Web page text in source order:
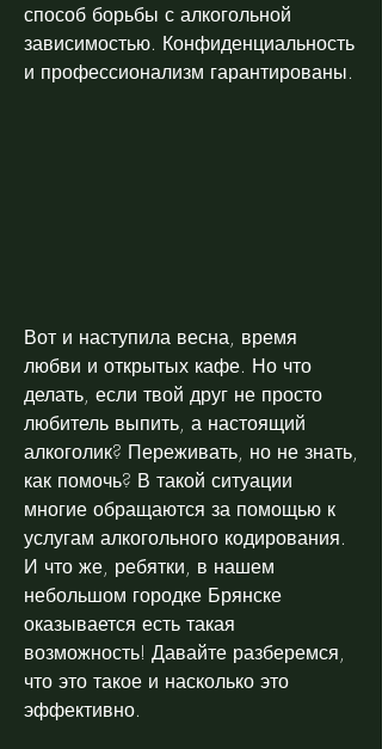
способ борьбы с алкогольной
зависимостью. Конфиденциальность
и профессионализм гарантированы.
Вот и наступила весна, время
любви и открытых кафе. Но что
делать, если твой друг не просто
любитель выпить, а настоящий
алкоголик? Переживать, но не знать,
как помочь? В такой ситуации
многие обращаются за помощью к
услугам алкогольного кодирования.
И что же, ребятки, в нашем
небольшом городке Брянске
оказывается есть такая
возможность! Давайте разберемся,
что это такое и насколько это
эффективно.